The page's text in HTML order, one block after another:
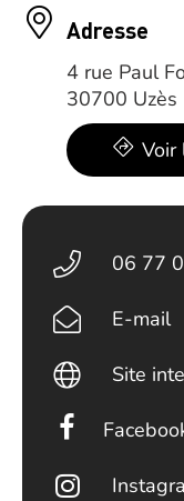
Adresse
4 rue Paul
30700 Uzès
Voir
06 77
E-mail
Site